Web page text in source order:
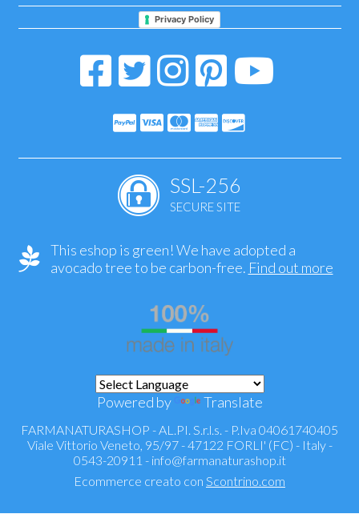
Privacy Policy
SSL-256
SECURE SITE
This eshop is green! We have adopted a
avocado tree to be carbon-free. Find out more
Powered by Translate
FARMANATURASHOP - AL.PI. S.r.l.s. - P.Iva 04061740405
Viale Vittorio Veneto, 95/97 - 47122 FORLI' (FC) - Italy -
0543-20911 - info@farmanaturashop.it
Ecommerce creato con Scontrino.com